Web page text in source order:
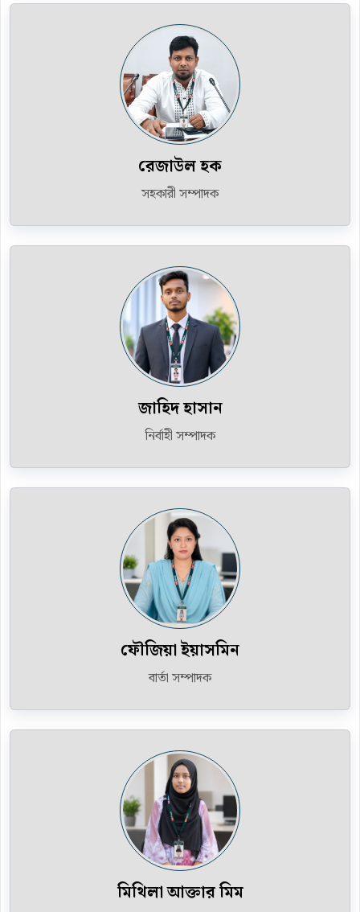
রেজাউল হক
সহকারী সম্পাদক
জাহিদ হাসান
নির্বাহী সম্পাদক
ফৌজিয়া ইয়াসমিন
বার্তা সম্পাদক
মিথিলা আক্তার মিম